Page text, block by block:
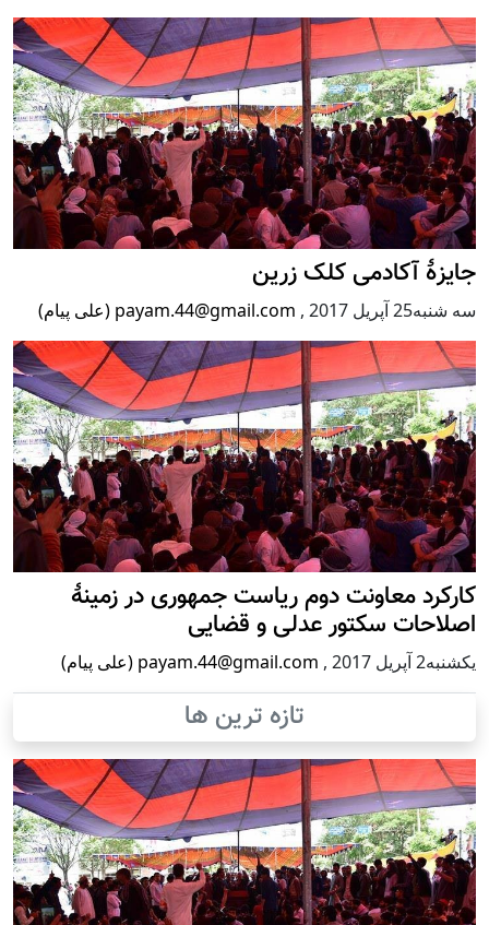
جایزۀ آکادمی کلک زرین
سه شنبه25 آپریل 2017 , payam.44@gmail.com (علی پیام)
کارکرد معاونت دوم ریاست جمهوری در زمینۀ
اصلاحات سکتور عدلی و قضایی
يكشنبه2 آپریل 2017 , payam.44@gmail.com (علی پیام)
تازه ترین ها